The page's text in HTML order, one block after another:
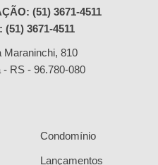
(51) 3671-4511
(51) 3671-4511
Maraninchi, 810
- RS - 96.780-080
Condomínio
Lançamentos